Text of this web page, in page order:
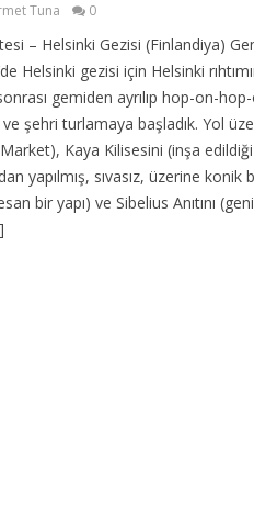
Tuna 0
– Helsinki Gezisi (Finlandiya)
Helsinki gezisi için Helsinki
gemiden ayrılıp hop-on-
şehri turlamaya başladık. Yol
Market), Kaya Kilisesini (inşa edildiği
yapılmış, sıvasız, üzerine konik
bir yapı) ve Sibelius Anıtını